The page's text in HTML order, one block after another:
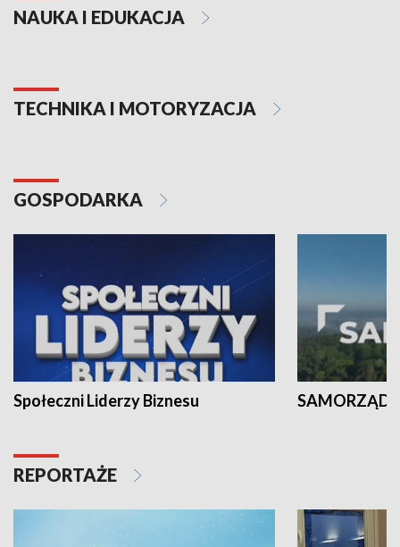
NAUKA I EDUKACJA
TECHNIKA I MOTORYZACJA
GOSPODARKA
Społeczni Liderzy Biznesu SAMORZĄD
REPORTAŻE